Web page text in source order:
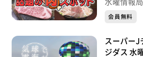
水曜情報局
会員無料
スーパーJ
ジダス 水